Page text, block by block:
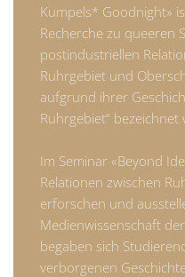
Kumpels* Goodnight»
Recherche zu queeren
postindustriellen
Ruhrgebiet und
aufgrund ihrer
Ruhrgebiet“ bezeichnet
Im Seminar «Beyond
Relationen zwischen
erforschen und
Medienwissenschaft
begaben sich
verborgenen